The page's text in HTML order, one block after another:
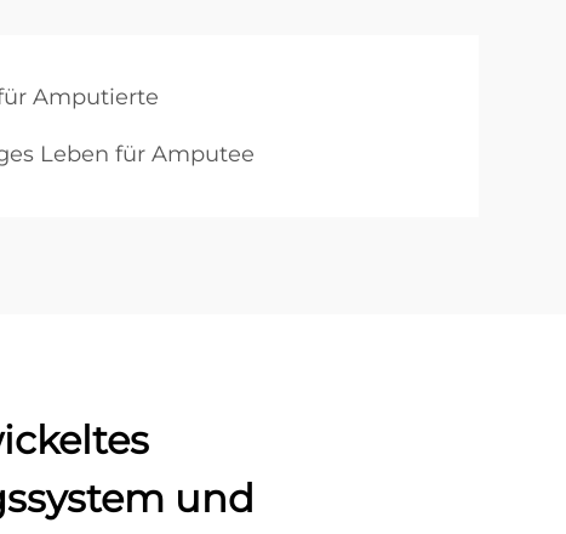
Amputierte
Leben für Amputee
und